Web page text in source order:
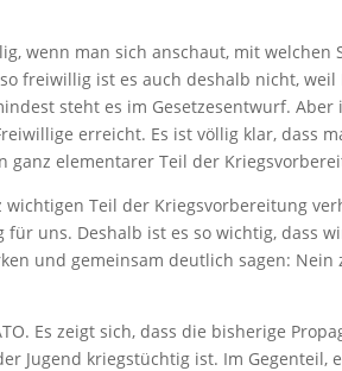
wenn man sich anschaut, mit welchen
freiwillig ist es auch deshalb nicht,
steht es im Gesetzesentwurf. Aber
erreicht. Es ist völlig klar, dass
ganz elementarer Teil der
Teil der Kriegsvorbereitung
uns. Deshalb ist es so wichtig, dass
und gemeinsam deutlich sagen: Nein
Es zeigt sich, dass die bisherige
Jugend kriegstüchtig ist. Im Gegenteil,